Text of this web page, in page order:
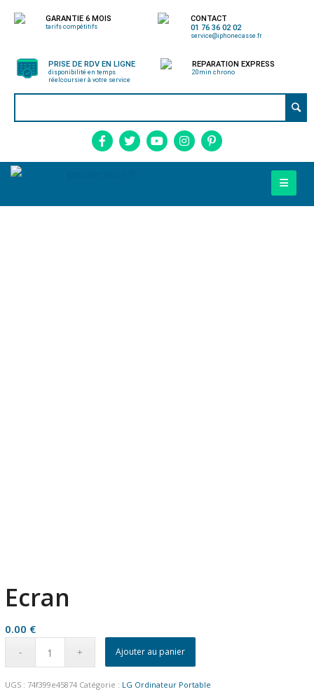
GARANTIE 6 MOIS
tarifs compétitifs
CONTACT
01 76 36 02 02
service@iphonecasse.fr
PRISE DE RDV EN LIGNE
disponibilité en temps
réelcoursier à votre service
REPARATION EXPRESS
20min chrono
Ecran
0.00 €
Ajouter au panier
UGS : 74f399e45874 Catégorie : LG Ordinateur Portable